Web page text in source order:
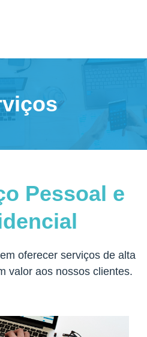
Pessoal e
oferecer serviços de alta
valor aos nossos clientes.